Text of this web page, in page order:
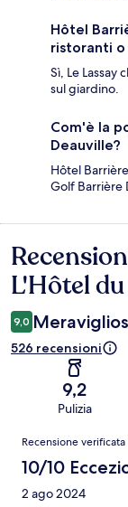
Hôtel
ristoranti o
Sì, Le
sul giardino.
Com'è la
Deauville?
Hôtel
Golf Barrière
Recensioni
L'Hôtel
9,0
526 recensioni
9,2
Pulizia
Recensioni
Recensione verificata
10/10
2 ago 2024